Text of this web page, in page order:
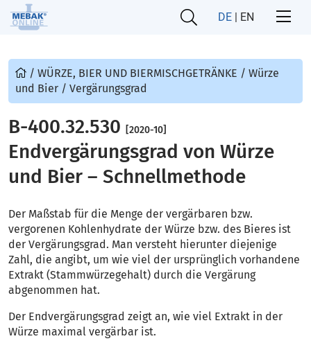
DE | EN
/ WÜRZE, BIER UND BIERMISCHGETRÄNKE / Würze
und Bier / Vergärungsgrad
B-400.32.530 [2020-10]
Endvergärungsgrad von Würze
und Bier – Schnellmethode
Der Maßstab für die Menge der vergärbaren bzw.
vergorenen Kohlenhydrate der Würze bzw. des Bieres ist
der Vergärungsgrad. Man versteht hierunter diejenige
Zahl, die angibt, um wie viel der ursprünglich vorhandene
Extrakt (Stammwürzegehalt) durch die Vergärung
abgenommen hat.
Der Endvergärungsgrad zeigt an, wie viel Extrakt in der
Würze maximal vergärbar ist.